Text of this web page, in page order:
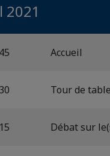
2021
Accueil
Tour de
Débat sur